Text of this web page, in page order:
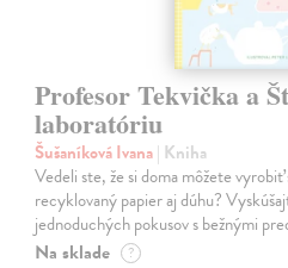
Profesor Tekvička a
laboratóriu
Šušaníková Ivana| Kniha
Vedeli ste, že si doma môžete
recyklovaný papier aj dúhu?
jednoduchých pokusov s bežnými
Na sklade ?